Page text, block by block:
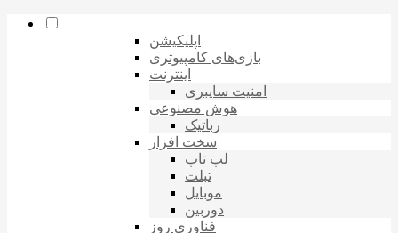
اپلیکیشن
بازی‌های کامپیوتری
اینترنت
امنیت سایبری
هوش مصنوعی
رباتیک
سخت افزار
لپ تاپ
تبلت
موبایل
دوربین
فناوری روز